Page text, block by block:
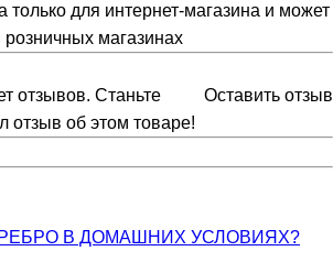
только для интернет-магазина и может
розничных магазинах
Оставить отзыв
отзывов. Станьте
отзыв об этом товаре!
В ДОМАШНИХ УСЛОВИЯХ?